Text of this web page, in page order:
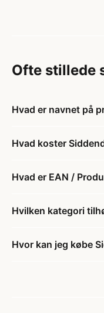
Ofte stillede
Hvad er navnet på
Hvad koster
Hvad er EAN /
Hvilken kategori
Hvor kan jeg købe